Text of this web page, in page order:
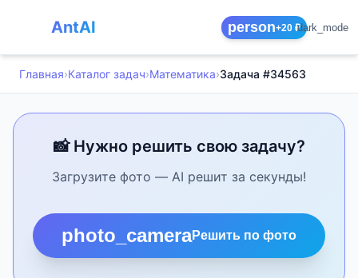
AntAI person+20 ₽dark_mode
Главная›Каталог задач›Математика›Задача #34563
📸 Нужно решить свою задачу?
Загрузите фото — AI решит за секунды!
photo_cameraРешить по фото